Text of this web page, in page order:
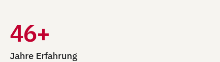
46+
Jahre Erfahrung